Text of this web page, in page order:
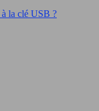
à la clé USB ?